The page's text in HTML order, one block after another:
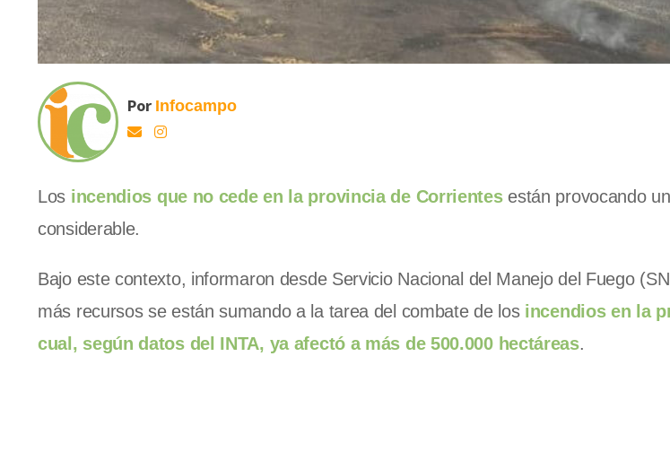
Por Infocampo
Los incendios que no cede en la provincia de Corrientesestán provocando
considerable.
Bajo este contexto, informaron desde Servicio Nacional del Manejo del Fuego
más recursos se están sumando a la tarea del combate de los incendios en la
cual, según datos del INTA, ya afectó a más de 500.000 hectáreas.